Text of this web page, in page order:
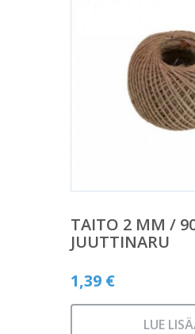
TAITO 2 MM /
JUUTTINARU
1,39 €
LUE